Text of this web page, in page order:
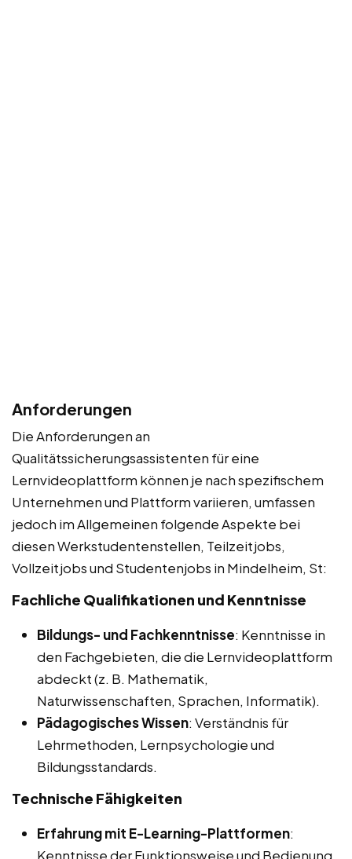
Anforderungen
Die Anforderungen an
Qualitätssicherungsassistenten für eine
Lernvideoplattform können je nach spezifischem
Unternehmen und Plattform variieren, umfassen
jedoch im Allgemeinen folgende Aspekte bei
diesen Werkstudentenstellen, Teilzeitjobs,
Vollzeitjobs und Studentenjobs in Mindelheim, St:
Fachliche Qualifikationen und Kenntnisse
Bildungs- und Fachkenntnisse: Kenntnisse in
den Fachgebieten, die die Lernvideoplattform
abdeckt (z. B. Mathematik,
Naturwissenschaften, Sprachen, Informatik).
Pädagogisches Wissen: Verständnis für
Lehrmethoden, Lernpsychologie und
Bildungsstandards.
Technische Fähigkeiten
Erfahrung mit E-Learning-Plattformen:
Kenntnisse der Funktionsweise und Bedienung